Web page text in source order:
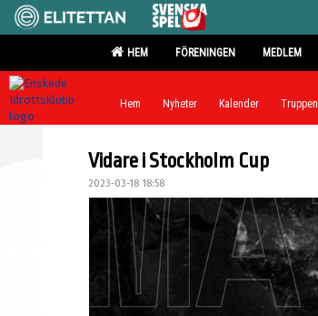
HEM FÖRENINGEN MEDLEM
Hem Nyheter Kalender Truppen
Vidare i Stockholm Cup
2023-03-18 18:58